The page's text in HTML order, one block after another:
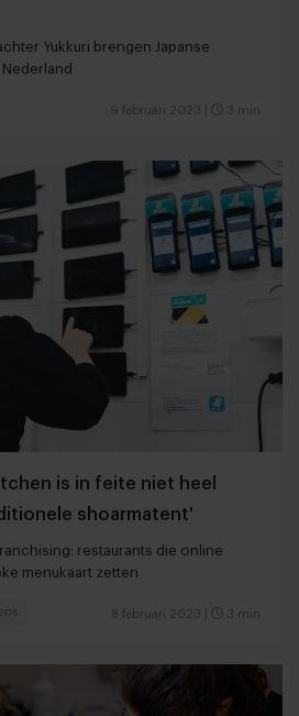
Yukkuri brengen Japanse
9 februari 2023 3 min
is in feite niet heel
shoarmatent'
restaurants die online
menukaart zetten
8 februari 2023 3 min